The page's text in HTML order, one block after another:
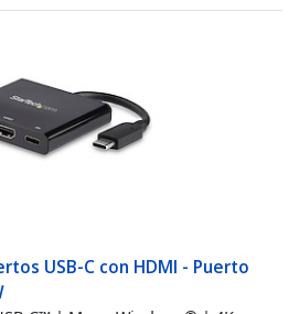
USB-C con HDMI - Puerto